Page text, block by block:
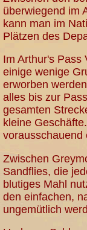
überwiegend im
kann man im
Plätzen des
Im Arthur's Pass
einige wenige
erworben
alles bis zur
gesamten
kleine
vorausschauend
Zwischen
Sandflies, die
blutiges Mahl
den einfachen,
ungemütlich